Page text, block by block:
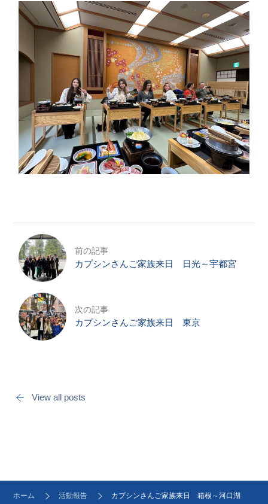
前の記事
カプシンさんご家族来日 日光～宇都宮
次の記事
カプシンさんご家族来日 東京
View all posts
ホーム 活動報告 カプシンさんご家族来日 箱根～河口湖